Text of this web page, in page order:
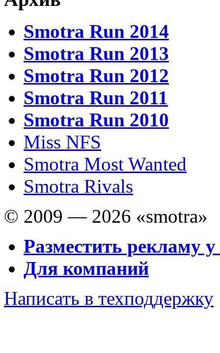
Smotra Run 2014
Smotra Run 2013
Smotra Run 2012
Smotra Run 2011
Smotra Run 2010
Miss NFS
Smotra Most Wanted
Smotra Rivals
© 2009 — 2026 «smotra»
Разместить рекламу у
Для компаний
Написать в техподдержку